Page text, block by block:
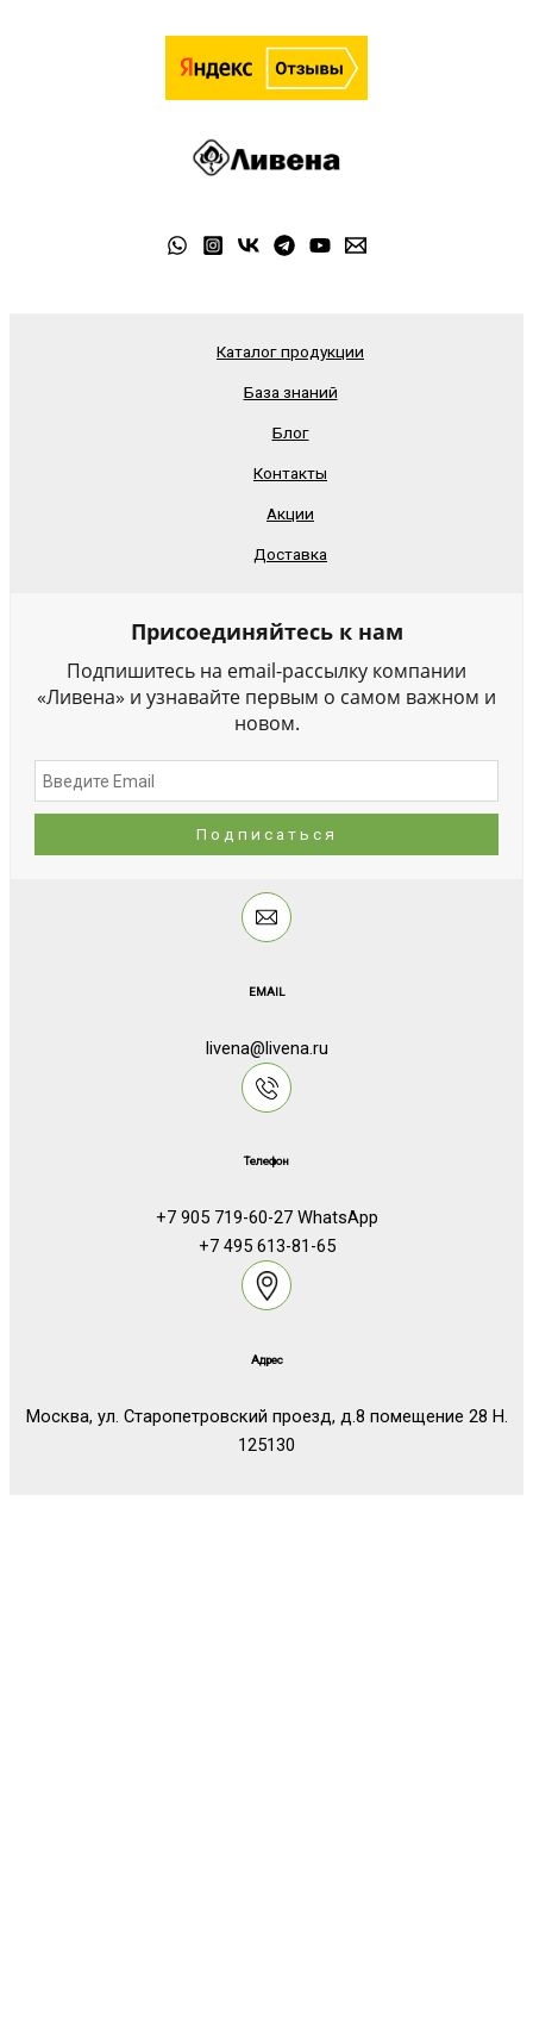
Каталог продукции
База знаний
Блог
Контакты
Акции
Доставка
Присоединяйтесь к нам
Подпишитесь на email-рассылку компании
«Ливена» и узнавайте первым о самом важном и
новом.
EMAIL
livena@livena.ru
Телефон
+7 905 719-60-27 WhatsApp
+7 495 613-81-65
Адрес
Москва, ул. Старопетровский проезд, д.8 помещение 28 Н.
125130